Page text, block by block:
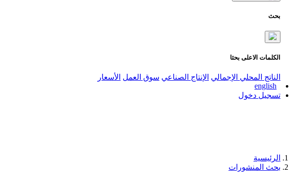
بحث
الكلمات الاعلى بحثا
الناتج المحلي الإجمالي الإنتاج الصناعي سوق العمل الأسعار
english
تسجيل دخول
الرئيسية
بحث المنشورات